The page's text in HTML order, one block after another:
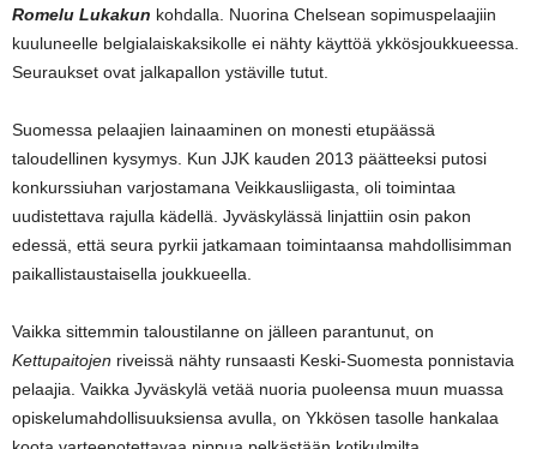
Romelu Lukakun kohdalla. Nuorina Chelsean sopimuspelaajiin
kuuluneelle belgialaiskaksikolle ei nähty käyttöä ykkösjoukkueessa.
Seuraukset ovat jalkapallon ystäville tutut.
Suomessa pelaajien lainaaminen on monesti etupäässä
taloudellinen kysymys. Kun JJK kauden 2013 päätteeksi putosi
konkurssiuhan varjostamana Veikkausliigasta, oli toimintaa
uudistettava rajulla kädellä. Jyväskylässä linjattiin osin pakon
edessä, että seura pyrkii jatkamaan toimintaansa mahdollisimman
paikallistaustaisella joukkueella.
Vaikka sittemmin taloustilanne on jälleen parantunut, on
Kettupaitojen riveissä nähty runsaasti Keski-Suomesta ponnistavia
pelaajia. Vaikka Jyväskylä vetää nuoria puoleensa muun muassa
opiskelumahdollisuuksiensa avulla, on Ykkösen tasolle hankalaa